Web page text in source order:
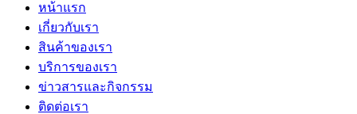
หน้าแรก
เกี่ยวกับเรา
สินค้าของเรา
บริการของเรา
ข่าวสารและกิจกรรม
ติดต่อเรา